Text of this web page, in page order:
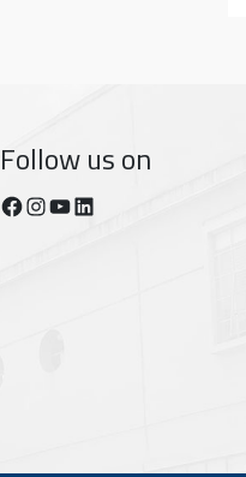
Follow us on
Facebook
Instagram
YouTube
https://www.linkedin.com/company/dipartimento-di-fisica-unipi/posts/?feedView=all